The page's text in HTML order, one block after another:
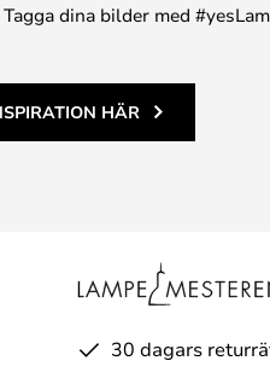
dina bilder med
HÄR
30 dagars